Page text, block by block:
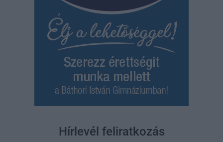
Hírlevél feliratkozás